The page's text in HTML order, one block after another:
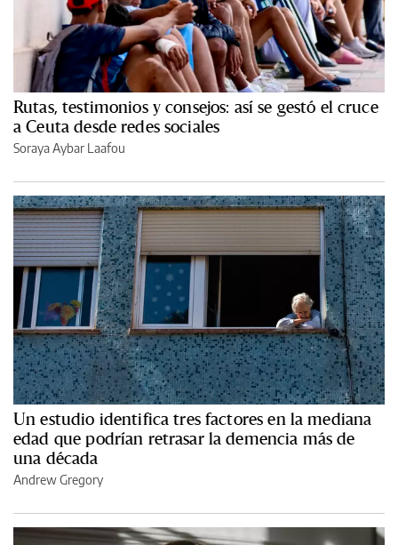
Rutas, testimonios y consejos: así se gestó el cruce
a Ceuta desde redes sociales
Soraya Aybar Laafou
Un estudio identifica tres factores en la mediana
edad que podrían retrasar la demencia más de
una década
Andrew Gregory